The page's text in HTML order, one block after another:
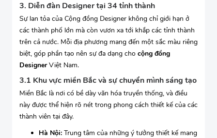
3. Diễn đàn Designer tại 34 tỉnh thành
Sự lan tỏa của Cộng đồng Designer không chỉ giới hạn ở
các thành phố lớn mà còn vươn xa tới khắp các tỉnh thành
trên cả nước. Mỗi địa phương mang đến một sắc màu riêng
biệt, góp phần tạo nên sự đa dạng cho cộng đồng
DesignerViệt Nam.
3.1 Khu vực miền Bắc và sự chuyển mình sáng tạo
Miền Bắc là nơi có bề dày văn hóa truyền thống, và điều
này được thể hiện rõ nét trong phong cách thiết kế của các
thành viên tại đây.
Hà Nội: Trung tâm của những ý tưởng thiết kế mang